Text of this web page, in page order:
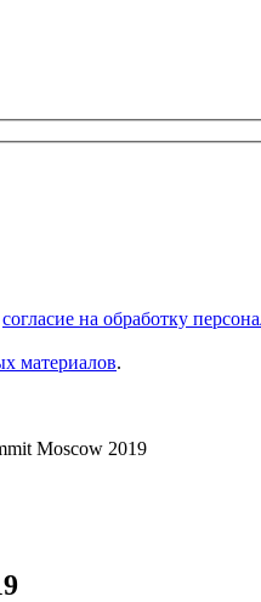
согласие на обработку
материалов.
Moscow 2019